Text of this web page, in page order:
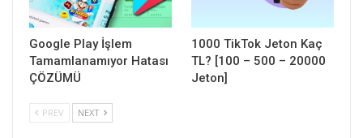
Google Play İşlem
Tamamlanamıyor Hatası
ÇÖZÜMÜ
1000 TikTok Jeton Kaç
TL? [100 – 500 – 20000
Jeton]
PREV NEXT